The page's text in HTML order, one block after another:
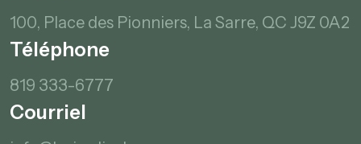
100, Place des Pionniers, La Sarre, QC J9Z 0A2
Téléphone
819 333-6777
Courriel